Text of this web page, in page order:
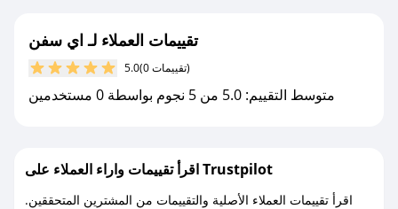
تقييمات العملاء لـ اي سفن
5.0 (0 تقييمات)
متوسط التقييم: 5.0 من 5 نجوم بواسطة 0 مستخدمين
اقرأ تقييمات واراء العملاء على Trustpilot
اقرأ تقييمات العملاء الأصلية والتقييمات من المشترين المتحققين.